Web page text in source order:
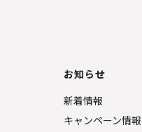
お知らせ
新着情報
キャンペーン情報